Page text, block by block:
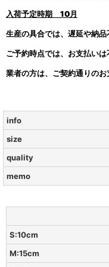
入荷予定時期 10月
生産の具合では、遅延や納品
ご予約時点では、お支払い
業者の方は、ご契約通りのお
info
size
quality
memo
S:10cm
M:15cm